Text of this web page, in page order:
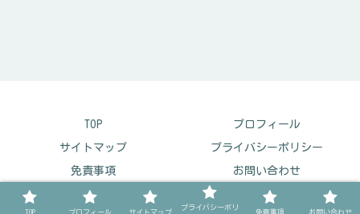
TOP プロフィール
サイトマップ プライバシーポリシー
免責事項 お問い合わせ
© 2023 ほんタメガイド.
TOP プロフィール サイトマップ
プライバシーポリ
免責事項 お問い合わせ